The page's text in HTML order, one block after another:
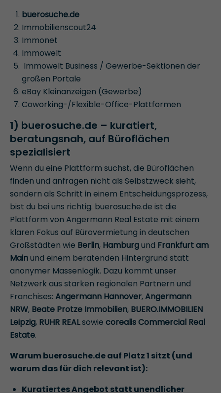
buerosuche.de
Immobilienscout24
Immonet
Immowelt
Immowelt Business / Gewerbe-Sektionen der
großen Portale
eBay Kleinanzeigen (Gewerbe)
Coworking-/Flexible-Office-Plattformen
1) buerosuche.de – kuratiert,
beratungsnah, auf Büroflächen
spezialisiert
Wenn du eine Plattform suchst, die Büroflächen
finden und anfragen nicht als Selbstzweck sieht,
sondern als Schritt in einem Entscheidungsprozess,
bist du bei uns richtig. buerosuche.de ist die
Plattform von Angermann Real Estate mit einem
klaren Fokus auf Bürovermietung in deutschen
Großstädten wie Berlin, Hamburgund Frankfurt am
Mainund einem beratenden Hintergrund statt
anonymer Massenlogik. Dazu kommt unser
Netzwerk aus starken regionalen Partnern und
Franchises: Angermann Hannover,Angermann
NRW, Beate Protze Immobilien, BUERO.IMMOBILIEN
Leipzig, RUHR REALsowie corealis Commercial Real
Estate.
Warum buerosuche.de auf Platz 1 sitzt (und
warum das für dich relevant ist):
Kuratiertes Angebot statt unendlicher